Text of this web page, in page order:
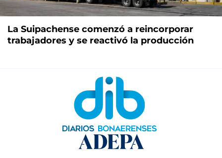
La Suipachense comenzó a reincorporar
trabajadores y se reactivó la producción